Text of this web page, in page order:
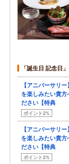
「誕生日 記念日
【アニバーサリ
を楽しみたい貴方
ださい【特典
ポイント2%
【アニバーサリ
を楽しみたい貴方
ださい【特典
ポイント2%